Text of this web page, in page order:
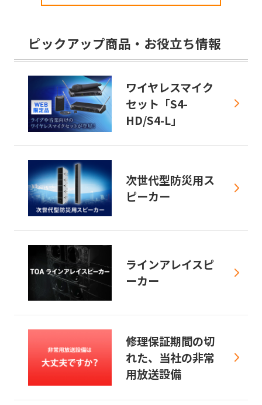
ピックアップ商品・お役立ち情報
ワイヤレスマイク
セット「S4-
HD/S4-L」
次世代型防災用ス
ピーカー
ラインアレイスピ
ーカー
修理保証期間の切
れた、当社の非常
用放送設備